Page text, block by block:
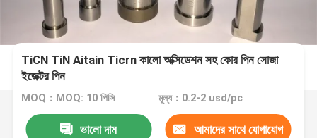
TiCN TiN Aitain Ticrn কালো অক্সিডেশন সহ কোর পিন সোজা
ইজেক্টর পিন
MOQ：MOQ: 10 পিসি মূল্য：0.2-2 usd/pc
ভালো দাম আমাদের সাথে যোগাযোগ